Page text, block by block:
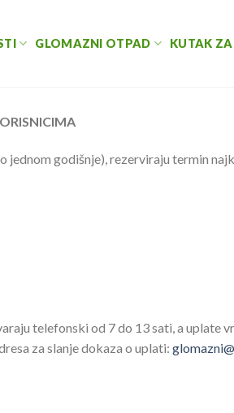
GLOMAZNI OTPAD KUTAK ZA
godišnje), rezerviraju termin
telefonski od 7 do 13 sati, a uplate
za slanje dokaza o uplati: